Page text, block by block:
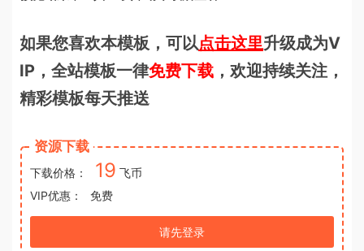
如果您喜欢本模板，可以点击这里升级成为V
IP，全站模板一律免费下载 ，欢迎持续关注，
精彩模板每天推送
资源下载
下载价格： 19 飞币
VIP优惠：
免费
请先登录